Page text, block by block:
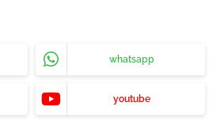
whatsapp
youtube